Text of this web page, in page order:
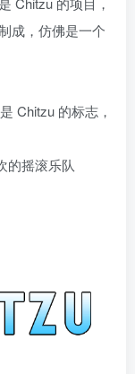
成，仿佛是一个
Chitzu 的标志，
的摇滚乐队